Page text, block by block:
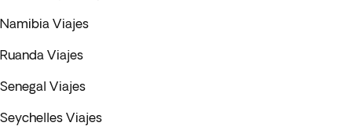
Namibia Viajes
Ruanda Viajes
Senegal Viajes
Seychelles Viajes